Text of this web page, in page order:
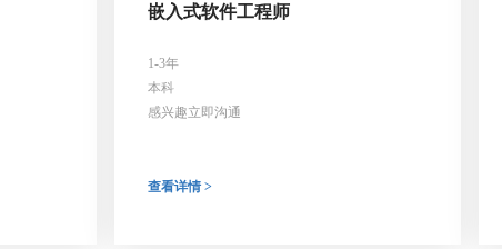
嵌入式软件工程师
1-3年
本科
感兴趣立即沟通
查看详情 >